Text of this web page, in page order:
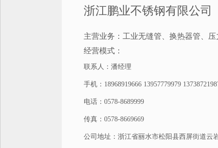
浙江鹏业不锈钢有限公司
主营业务：工业无缝管、换热器管、
经营模式：
联系人：潘经理
手机：18968919666 13957779979
电话：0578-8689999
传真：0578-8669669
公司地址：浙江省丽水市松阳县西屏街道云